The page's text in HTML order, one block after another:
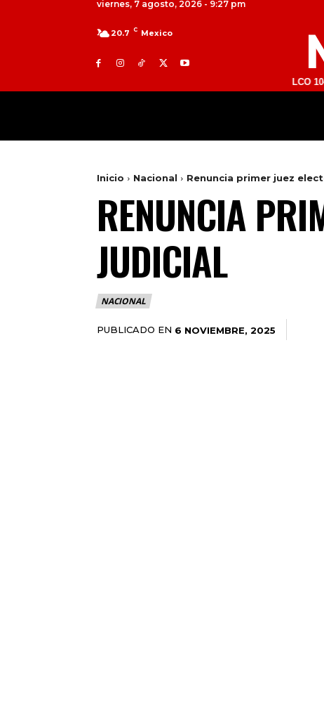
viernes, 7 agosto, 2026 - 9:27 pm
20.7 C Mexico
TOLUCA 98.9 FM | ATLACOMULCO 104.7
Inicio Nacional Renuncia primer juez
RENUNCIA
JUDICIAL
NACIONAL
PUBLICADO EN 6 NOVIEMBRE, 2025